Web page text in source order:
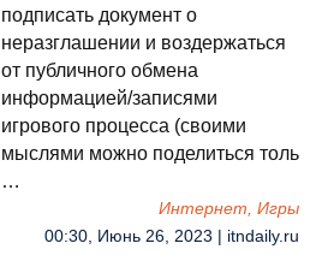
подписать документ о
неразглашении и воздержаться
от публичного обмена
информацией/записями
игрового процесса (своими
мыслями можно поделиться толь
…
Интернет, Игры
00:30, Июнь 26, 2023 | itndaily.ru